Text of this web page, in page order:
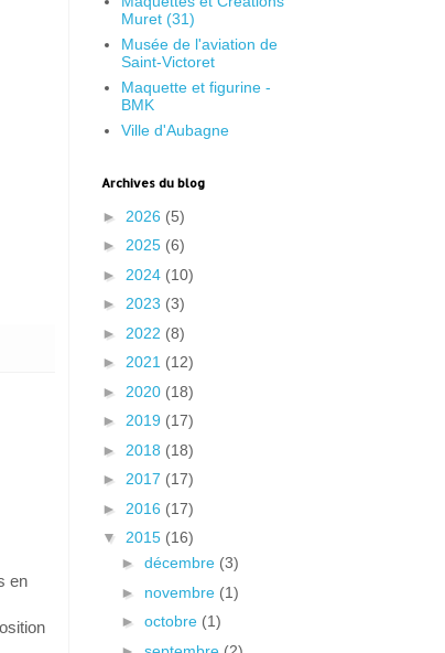
en
Muret (31)
Musée de l'aviation de
Saint-Victoret
Maquette et figurine -
BMK
Ville d'Aubagne
Archives du blog
► 2026 (5)
► 2025 (6)
► 2024 (10)
► 2023 (3)
► 2022 (8)
► 2021 (12)
► 2020 (18)
► 2019 (17)
► 2018 (18)
► 2017 (17)
► 2016 (17)
▼ 2015 (16)
► décembre (3)
► novembre (1)
► octobre (1)